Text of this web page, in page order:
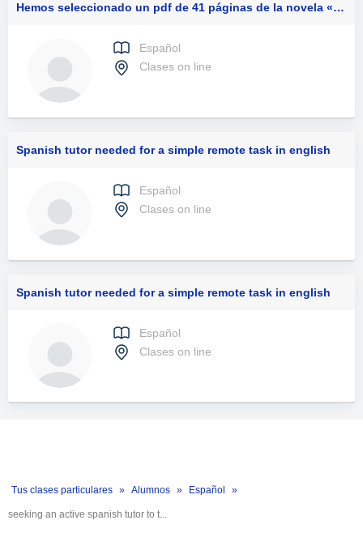
Hemos seleccionado un pdf de 41 páginas de la novela «un verdadero amigo» para su traducción del inglés al español. buscamos un traductor que pueda producir una versión en español natural y fluida, que se lea como si hubiera sido escrita originalmente
Español
Clases on line
Spanish tutor needed for a simple remote task in english
Español
Clases on line
Spanish tutor needed for a simple remote task in english
Español
Clases on line
Tus clases particulares Alumnos Español
seeking an active spanish tutor to t...